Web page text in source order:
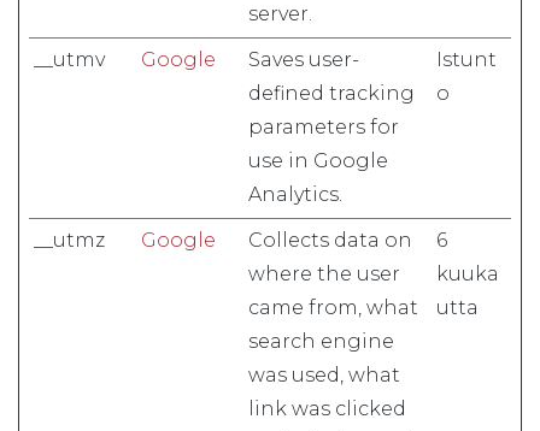
server.
__utmv Google
Saves user-
defined tracking
parameters for
use in Google
Analytics.
Istunt
o
__utmz Google
Collects data on
where the user
came from, what
search engine
was used, what
link was clicked
6
kuuka
utta